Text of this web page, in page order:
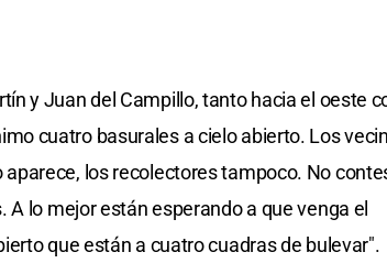
y Juan del Campillo, tanto hacia el oeste
cuatro basurales a cielo abierto. Los
los recolectores tampoco. No
lo mejor están esperando a que venga el
que están a cuatro cuadras de bulevar".